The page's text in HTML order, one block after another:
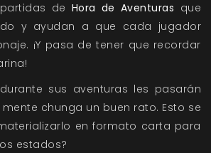
de Hora de Aventuras que
y ayudan a que cada jugador
¡Y pasa de tener que recordar
sus aventuras les pasarán
chunga un buen rato. Esto se
en formato carta para
estados?